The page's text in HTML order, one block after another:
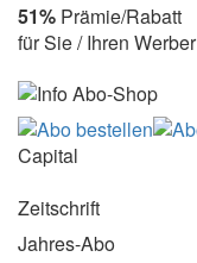
51% Prämie/Rabatt
für Sie / Ihren Werber
Capital
Zeitschrift
Jahres-Abo